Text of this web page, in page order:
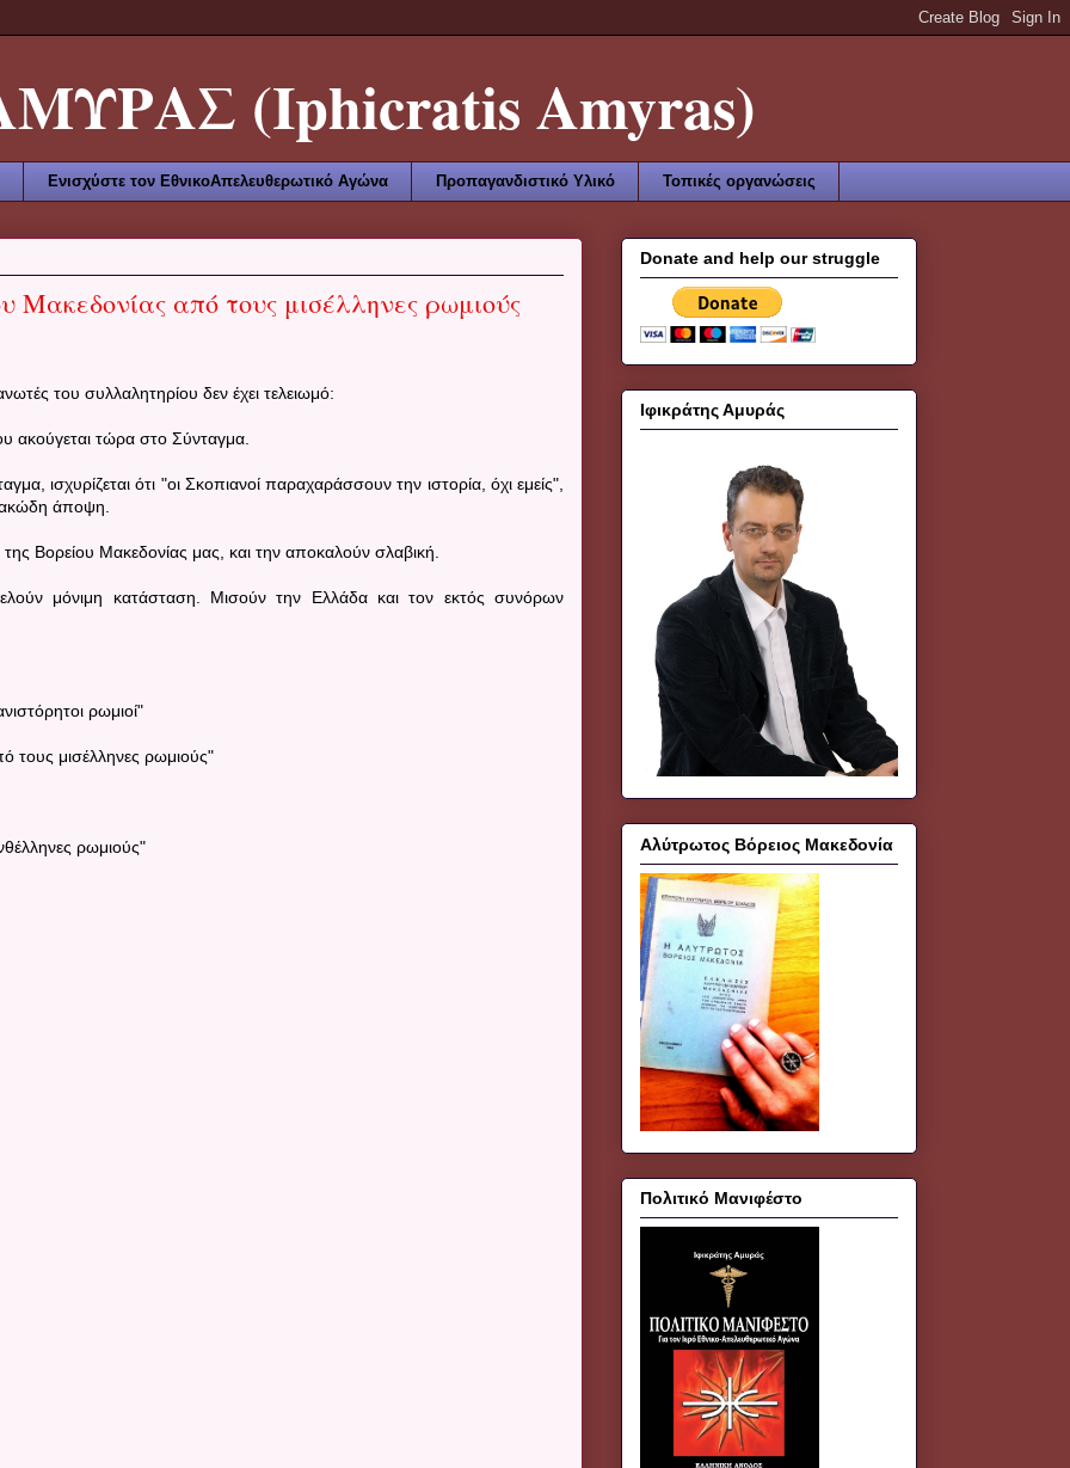
(Iphicratis Amyras)
Ενισχύστε τον ΕθνικοΑπελευθερωτικό Αγώνα Προπαγανδιστικό Υλικό Τοπικές οργανώσεις
Μακεδονίας από τους μισέλληνες ρωμιούς
του συλλαλητηρίου δεν έχει τελειωμό:
τώρα στο Σύνταγμα.
ισχυρίζεται ότι "οι Σκοπιανοί παραχαράσσουν την ιστορία, όχι εμείς",
άποψη.
Βορείου Μακεδονίας μας, και την αποκαλούν σλαβική.
μόνιμη κατάσταση. Μισούν την Ελλάδα και τον εκτός συνόρων
ρωμιοί"
τους μισέλληνες ρωμιούς"
ρωμιούς"
Donate and help our struggle
Ιφικράτης Αμυράς
Αλύτρωτος Βόρειος Μακεδονία
Πολιτικό Μανιφέστο